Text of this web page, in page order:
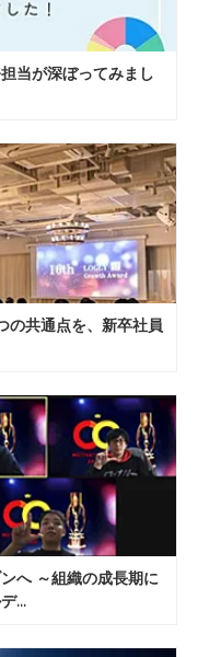
当が深ぼってみまし
の共通点を、新卒社員
へ ～組織の成長期に
...